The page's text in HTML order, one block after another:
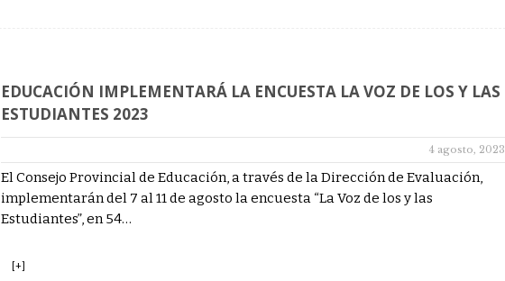
EDUCACIÓN IMPLEMENTARÁ LA ENCUESTA LA VOZ DE LOS Y LAS
ESTUDIANTES 2023
4 agosto, 2023
El Consejo Provincial de Educación, a través de la Dirección de Evaluación,
implementarán del 7 al 11 de agosto la encuesta “La Voz de los y las
Estudiantes”, en 54…
[+]